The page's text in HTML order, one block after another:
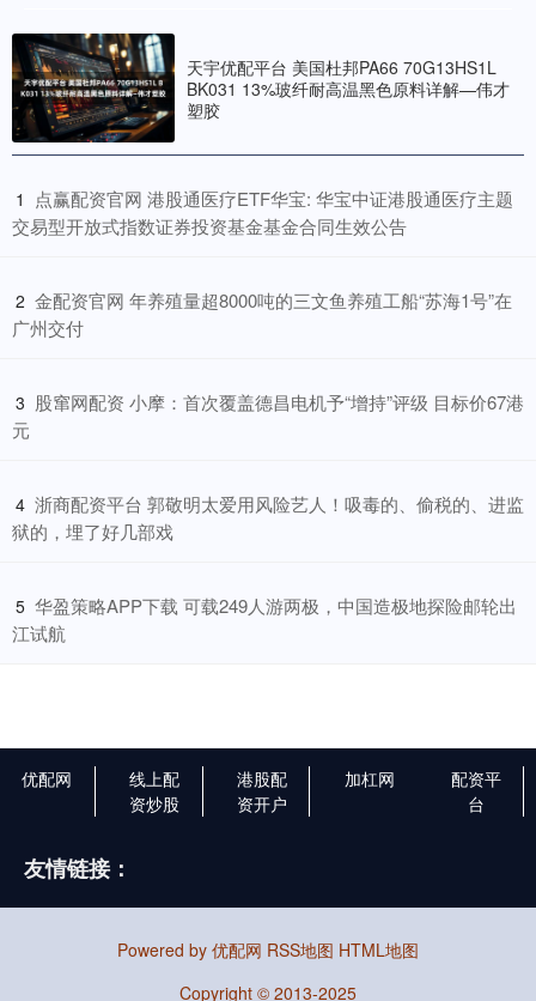
天宇优配平台 美国杜邦PA66 70G13HS1L
BK031 13%玻纤耐高温黑色原料详解—伟才
塑胶
1
​点赢配资官网 港股通医疗ETF华宝: 华宝中证港股通医疗主题
交易型开放式指数证券投资基金基金合同生效公告
2 ​金配资官网 年养殖量超8000吨的三文鱼养殖工船“苏海1号”在
广州交付
3 ​股窜网配资 小摩：首次覆盖德昌电机予“增持”评级 目标价67港
元
4 ​浙商配资平台 郭敬明太爱用风险艺人！吸毒的、偷税的、进监
狱的，埋了好几部戏
5 ​华盈策略APP下载 可载249人游两极，中国造极地探险邮轮出
江试航
优配网
线上配
资炒股
港股配
资开户
加杠网
配资平
台
友情链接：
Powered by 优配网 RSS地图 HTML地图
Copyright © 2013-2025